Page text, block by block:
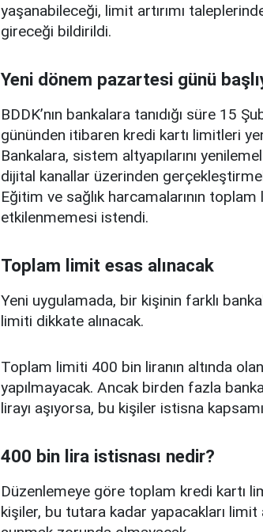
yaşanabileceği, limit artırımı
gireceği bildirildi.
Yeni dönem pazartesi günü
BDDK’nın bankalara tanıdığı süre 15
gününden itibaren kredi kartı limitleri
Bankalara, sistem altyapılarını
dijital kanallar üzerinden
Eğitim ve sağlık harcamalarının
etkilenmemesi istendi.
Toplam limit esas alınacak
Yeni uygulamada, bir kişinin farklı
limiti dikkate alınacak.
Toplam limiti 400 bin liranın altında
yapılmayacak. Ancak birden fazla
lirayı aşıyorsa, bu kişiler istisna
400 bin lira istisnası nedir?
Düzenlemeye göre toplam kredi kartı
kişiler, bu tutara kadar yapacakları